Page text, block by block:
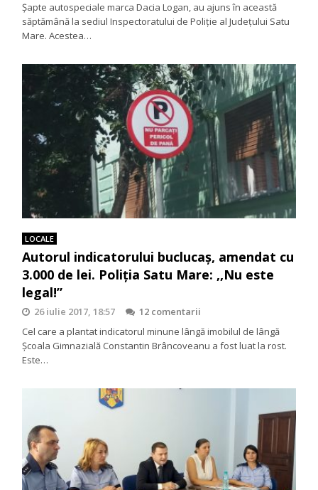
Șapte autospeciale marca Dacia Logan, au ajuns în această
săptămână la sediul Inspectoratului de Poliție al Județului Satu
Mare. Acestea…
LOCALE
Autorul indicatorului buclucaș, amendat cu
3.000 de lei. Poliția Satu Mare: ,,Nu este
legal!”
26 iulie 2017, 18:57
12 comentarii
Cel care a plantat indicatorul minune lângă imobilul de lângă
Școala Gimnazială Constantin Brâncoveanu a fost luat la rost.
Este…